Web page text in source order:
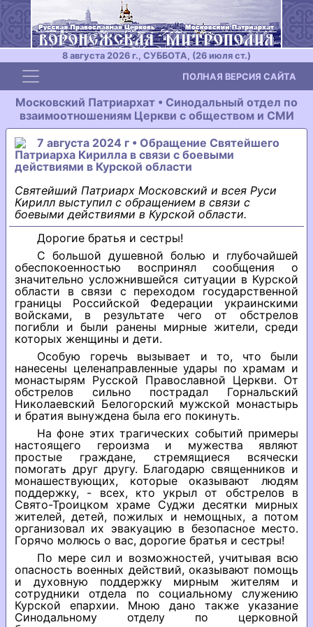
8 августа 2026 г., СУББОТА, (26 июля ст.)
Toggle navigation ПОЛНАЯ ВЕРСИЯ САЙТА
Московский Патриархат • Синодальный отдел по
взаимоотношениям Церкви с обществом и СМИ
7 августа 2024 г • Обращение Святейшего
Патриарха Кирилла в связи с боевыми
действиями в Курской области
Святейший Патриарх Московский и всея Руси
Кирилл выступил с обращением в связи с
боевыми действиями в Курской области.
Дорогие братья и сестры!
С большой душевной болью и глубочайшей
обеспокоенностью воспринял сообщения о
значительно усложнившейся ситуации в Курской
области в связи с переходом государственной
границы Российской Федерации украинскими
войсками, в результате чего от обстрелов
погибли и были ранены мирные жители, среди
которых женщины и дети.
Особую горечь вызывает и то, что были
нанесены целенаправленные удары по храмам и
монастырям Русской Православной Церкви. От
обстрелов сильно пострадал Горнальский
Николаевский Белогорский мужской монастырь
и братия вынуждена была его покинуть.
На фоне этих трагических событий примеры
настоящего героизма и мужества являют
простые граждане, стремящиеся всячески
помогать друг другу. Благодарю священников и
монашествующих, которые оказывают людям
поддержку, - всех, кто укрыл от обстрелов в
Свято-Троицком храме Суджи десятки мирных
жителей, детей, пожилых и немощных, а потом
организовал их эвакуацию в безопасное место.
Горячо молюсь о вас, дорогие братья и сестры!
По мере сил и возможностей, учитывая всю
опасность военных действий, оказывают помощь
и духовную поддержку мирным жителям и
сотрудники отдела по социальному служению
Курской епархии. Мною дано также указание
Синодальному отделу по церковной